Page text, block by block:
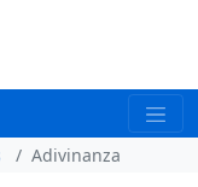
Adivinanza